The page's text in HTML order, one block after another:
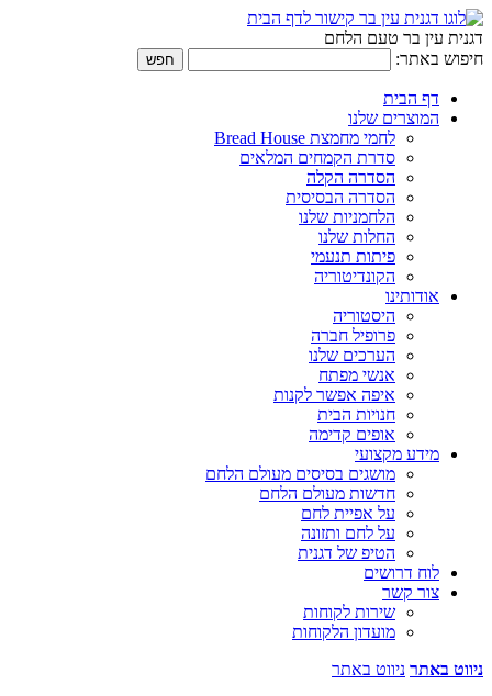
דגנית עין בר טעם הלחם
חיפוש באתר:
דף הבית
המוצרים שלנו
לחמי מחמצת Bread House
סדרת הקמחים המלאים
הסדרה הקלה
הסדרה הבסיסית
הלחמניות שלנו
החלות שלנו
פיתות תנעמי
הקונדיטוריה
אודותינו
היסטוריה
פרופיל חברה
הערכים שלנו
אנשי מפתח
איפה אפשר לקנות
חנויות הבית
אופים קדימה
מידע מקצועי
מושגים בסיסים מעולם הלחם
חדשות מעולם הלחם
על אפיית לחם
על לחם ותזונה
הטיפ של דגנית
לוח דרושים
צור קשר
שירות לקוחות
מועדון הלקוחות
ניווט באתר ניווט באתר